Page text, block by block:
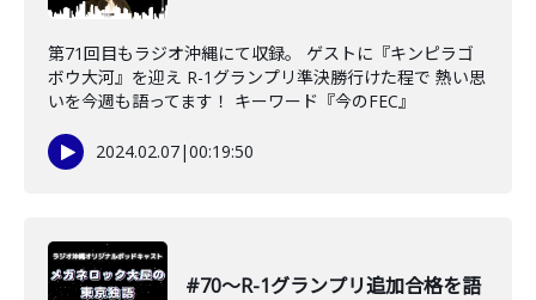
第71回目もラジオ沖縄にて収録。 ゲストに『キンピラゴ
ボウ大河』を迎え R-1グランプリ準決勝行けた程で 熱い思
いを今週も語ってます！ キーワード『今のFEC』
2024.02.07|00:19:50
#70〜R-1グランプリ追加合格を語